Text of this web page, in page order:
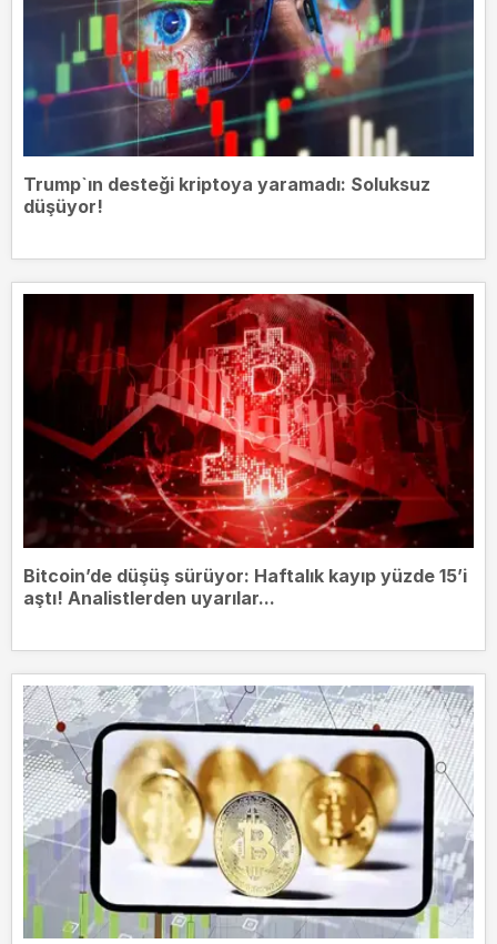
Trump`ın desteği kriptoya yaramadı: Soluksuz
düşüyor!
Bitcoin’de düşüş sürüyor: Haftalık kayıp yüzde 15’i
aştı! Analistlerden uyarılar...